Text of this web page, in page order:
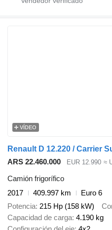
VÍDEO
Renault D 12.220 / Carrier
ARS 22.460.000
EUR 12.990 ≈
Camión frigorífico
2017
409.997 km
Euro 6
Potencia 215 Hp (158 kW)
Capacidad de carga 4.190 kg